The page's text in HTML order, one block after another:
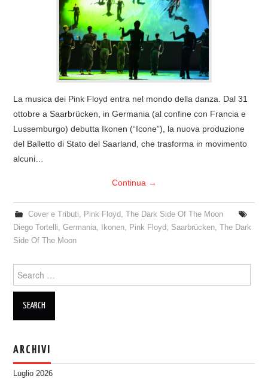
COVER & TRIBUTI
DISCOGRAFIA
LINKS
CONTATTI
POLICY/COOKIES
La musica dei Pink Floyd entra nel mondo della danza. Dal 31
ottobre a Saarbrücken, in Germania (al confine con Francia e
Lussemburgo) debutta Ikonen (“Icone”), la nuova produzione
del Balletto di Stato del Saarland, che trasforma in movimento
alcuni…
Continua →
Cover e Tributi, Pink Floyd, The Dark Side Of The Moon
Diego Tortelli,Germania, Ikonen, Pink Floyd, Saarbrücken,The Dark
Side Of The Moon
for:
ARCHIVI
Luglio 2026